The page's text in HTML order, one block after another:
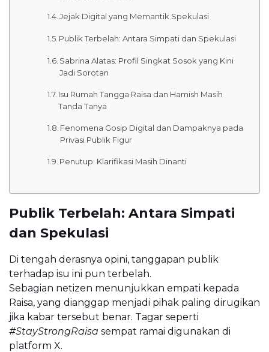
Jejak Digital yang Memantik Spekulasi
Publik Terbelah: Antara Simpati dan Spekulasi
Sabrina Alatas: Profil Singkat Sosok yang Kini
Jadi Sorotan
Isu Rumah Tangga Raisa dan Hamish Masih
Tanda Tanya
Fenomena Gosip Digital dan Dampaknya pada
Privasi Publik Figur
Penutup: Klarifikasi Masih Dinanti
Publik Terbelah: Antara Simpati
dan Spekulasi
Di tengah derasnya opini, tanggapan publik
terhadap isu ini pun terbelah.
Sebagian netizen menunjukkan empati kepada
Raisa, yang dianggap menjadi pihak paling dirugikan
jika kabar tersebut benar. Tagar seperti
#StayStrongRaisa sempat ramai digunakan di
platform X.